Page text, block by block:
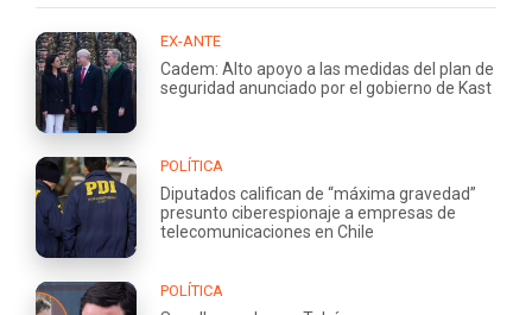
EX-ANTE
Cadem: Alto apoyo a las medidas del plan de
seguridad anunciado por el gobierno de Kast
POLÍTICA
Diputados califican de “máxima gravedad”
presunto ciberespionaje a empresas de
telecomunicaciones en Chile
POLÍTICA